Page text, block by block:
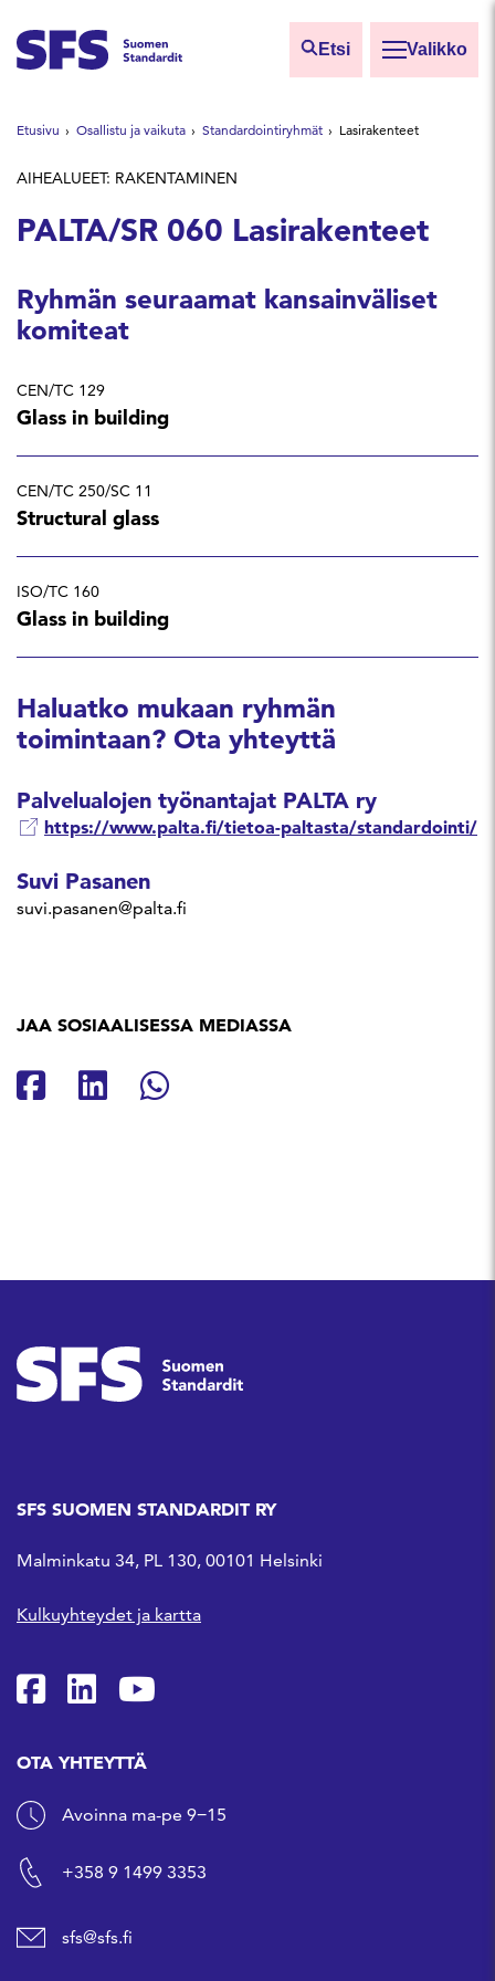
Etsi Valikko
Etsi sivuilta
Hae hakutermillä
Etusivu Osallistu ja vaikuta Standardointiryhmät Lasirakenteet
AIHEALUEET: RAKENTAMINEN
PALTA/SR 060 Lasirakenteet
Ryhmän seuraamat kansainväliset
komiteat
CEN/TC 129
Glass in building
CEN/TC 250/SC 11
Structural glass
ISO/TC 160
Glass in building
Haluatko mukaan ryhmän
toimintaan? Ota yhteyttä
Palvelualojen työnantajat PALTA ry
https://www.palta.fi/tietoa-paltasta/standardointi/
Suvi Pasanen
suvi.pasanen@palta.fi
JAA SOSIAALISESSA MEDIASSA
Jaa Facebookissa
Jaa Linkedinissä
Jaa Whatsappissa
SFS SUOMEN STANDARDIT RY
Malminkatu 34, PL 130, 00101 Helsinki
Kulkuyhteydet ja kartta
SFS Facebookissa
SFS Linkedinissä
SFS Youtubessa
OTA YHTEYTTÄ
Avoinna ma-pe 9−15
+358 9 1499 3353
sfs@sfs.fi